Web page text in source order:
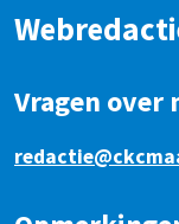
Vragen over